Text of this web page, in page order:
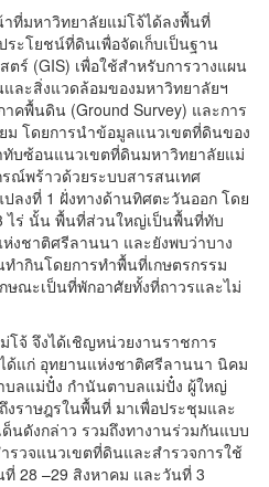
มหาวิทยาลัยแม่โจ้ได้ลงพื้นที่
ะโยชน์ที่ดินเพื่อจัดเก็บเป็นฐาน
ตร์ (GIS) เพื่อใช้สำหรับการวางแผน
ละสิ่งแวดล้อมของมหาวิทยาลัยฯ
าคพื้นดิน (Ground Survey) และการ
ม โดยการนำข้อมูลแนวเขตที่ดินของ
บซ้อนแนวเขตที่ดินมหาวิทยาลัยแม่
ณ์พร้าวด้วยระบบสารสนเทศ
ลงที่ 1 ฝั่งทางด้านทิศตะวันออก โดย
ไร่ นั้น พื้นที่ส่วนใหญ่เป็นพื้นที่ทับ
งชาติศรีลานนา และยังพบว่าบาง
ำกินโดยการทำพื้นที่เกษตรกรรม
ษณะเป็นที่พักอาศัยทั้งที่ถาวรและไม่
จึงได้เชิญหน่วยงานราชการ
ด้แก่ อุทยานแห่งชาติศรีลานนา นิคม
ลแม่ปั๋ง กำนันตาบลแม่ปั๋ง ผู้ใหญ่
ราษฎรในพื้นที่ มาเพื่อประชุมและ
ดังกล่าว รวมถึงทางานร่วมกันแบบ
รวจแนวเขตที่ดินและสำรวจการใช้
28 –29 สิงหาคม และวันที่ 3